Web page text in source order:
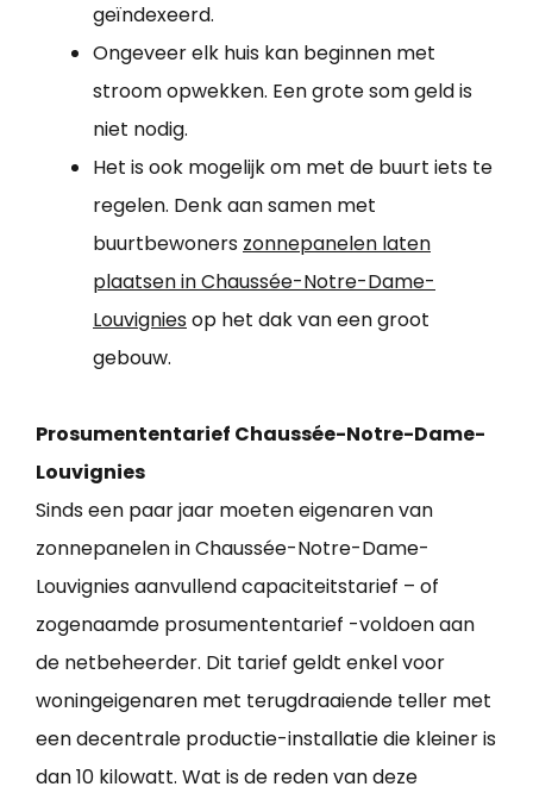
geïndexeerd.
Ongeveer elk huis kan beginnen met
stroom opwekken. Een grote som geld is
niet nodig.
Het is ook mogelijk om met de buurt iets te
regelen. Denk aan samen met
buurtbewoners zonnepanelen laten
plaatsen in Chaussée-Notre-Dame-
Louvigniesop het dak van een groot
gebouw.
Prosumententarief Chaussée-Notre-Dame-
Louvignies
Sinds een paar jaar moeten eigenaren van
zonnepanelen in Chaussée-Notre-Dame-
Louvignies aanvullend capaciteitstarief – of
zogenaamde prosumententarief -voldoen aan
de netbeheerder. Dit tarief geldt enkel voor
woningeigenaren met terugdraaiende teller met
een decentrale productie-installatie die kleiner is
dan 10 kilowatt. Wat is de reden van deze